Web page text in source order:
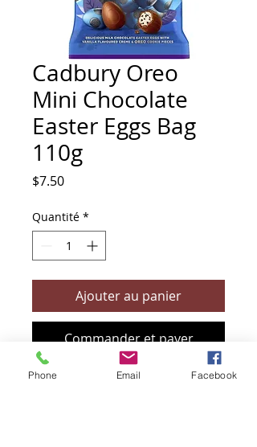
Cadbury Oreo
Mini Chocolate
Easter Eggs Bag
110g
$7.50Prix
Quantité *
Ajouter au panier
Commander et payer
Phone Email Facebook